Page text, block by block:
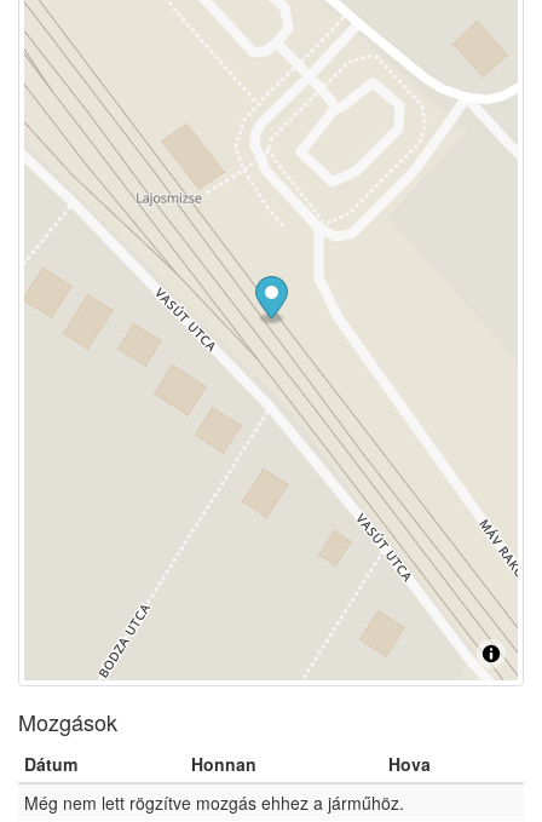
Mozgások
Dátum Honnan
Hova
Még nem lett rögzítve mozgás ehhez a járműhöz.